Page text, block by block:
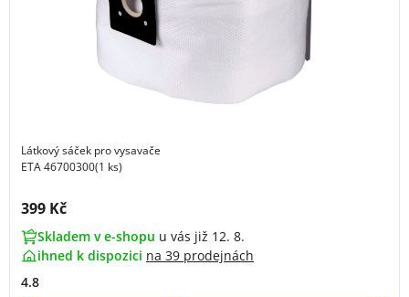
Látkový sáček pro vysavače
ETA 46700300(1 ks)
Cena s DPH:
399 Kč
Skladem v e-shopu u vás již 12. 8.
ihned k dispozici na 39 prodejnách
4.8